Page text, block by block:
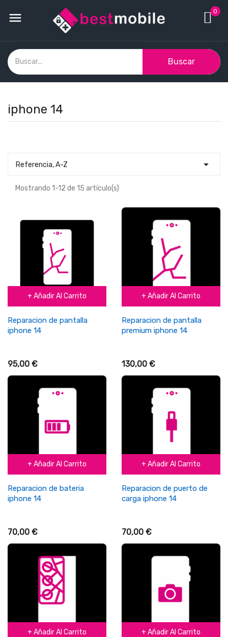
 0
Buscar
iphone 14
Referencia, A-Z 
Mostrando 1-12 de 15 artículo(s)
+ Añadir Al Carrito
Reparacion de pantalla
iphone 14
95,00 €
+ Añadir Al Carrito
Reparacion de pantalla
premium iphone 14
130,00 €
+ Añadir Al Carrito
Reparacion de bateria
iphone 14
70,00 €
+ Añadir Al Carrito
Reparacion de puerto de
carga iphone 14
70,00 €
+ Añadir Al Carrito + Añadir Al Carrito